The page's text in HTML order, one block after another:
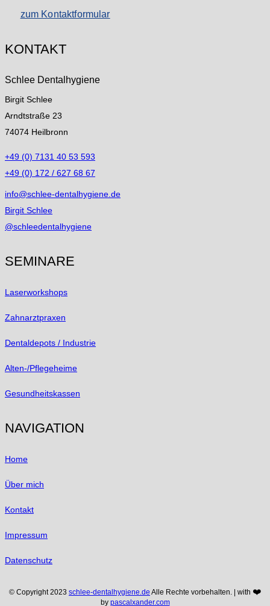
zum Kontaktformular
KONTAKT
Schlee Dentalhygiene
Birgit Schlee
Arndtstraße 23
74074 Heilbronn
+49 (0) 7131 40 53 593
+49 (0) 172 / 627 68 67
info@schlee-dentalhygiene.de
Birgit Schlee
@schleedentalhygiene
SEMINARE
Laserworkshops
Zahnarztpraxen
Dentaldepots / Industrie
Alten-/Pflegeheime
Gesundheitskassen
NAVIGATION
Home
Über mich
Kontakt
Impressum
Datenschutz
© Copyright 2023 schlee-dentalhygiene.de Alle Rechte vorbehalten. | with ❤️
by pascalxander.com